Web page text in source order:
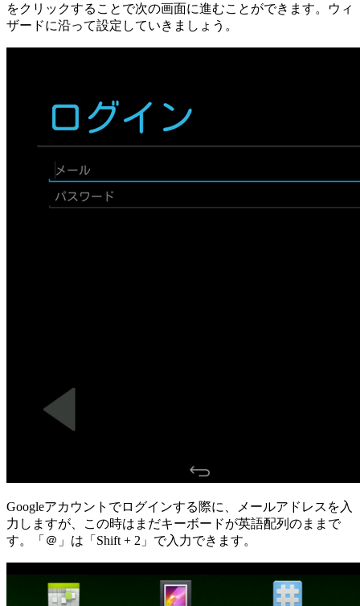
をクリックすることで次の画面に進むことができます。ウィ
ザードに沿って設定していきましょう。
Googleアカウントでログインする際に、メールアドレスを入
力しますが、この時はまだキーボードが英語配列のままで
す。「＠」は「Shift + 2」で入力できます。